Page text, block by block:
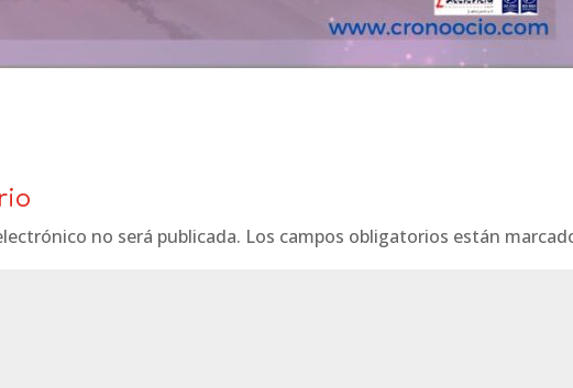
no será publicada. Los campos obligatorios están